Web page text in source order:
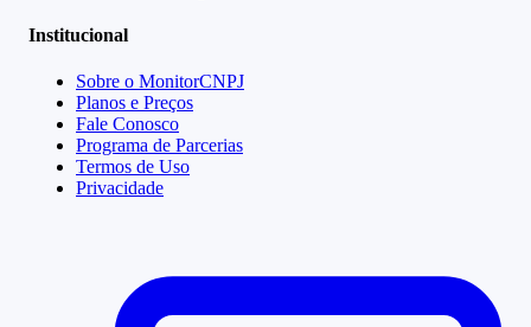
Institucional
Sobre o MonitorCNPJ
Planos e Preços
Fale Conosco
Programa de Parcerias
Termos de Uso
Privacidade